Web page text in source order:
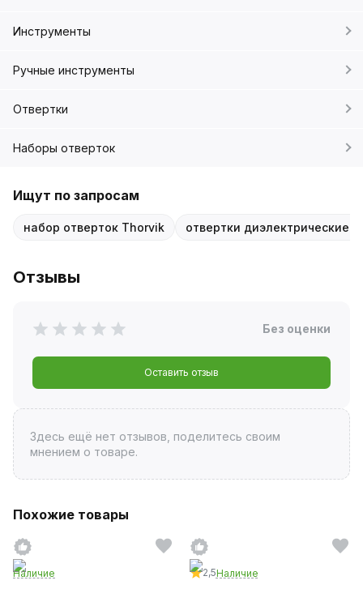
Инструменты
Ручные инструменты
Отвертки
Наборы отверток
Ищут по запросам
набор отверток Thorvik отвертки диэлектрические
Отзывы
Без оценки
Оставить отзыв
Здесь ещё нет отзывов, поделитесь своим
мнением о товаре.
Похожие товары
Наличие
2,5Наличие